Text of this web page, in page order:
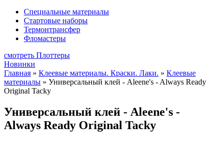
Специальные материалы
Стартовые наборы
Термонтрансфер
Фломастеры
смотреть Плоттеры
Новинки
Главная » Клеевые материалы. Краски. Лаки. » Клеевые
материалы » Универсальный клей - Aleene's - Always Ready
Original Tacky
Универсальный клей - Aleene's -
Always Ready Original Tacky